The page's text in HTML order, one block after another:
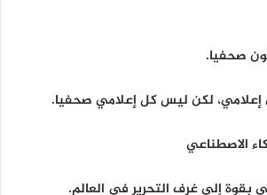
صحفيا.
لكن ليس كل إعلامي صحفيا.
الاصطناعي
بقوة إلى غرف التحرير في العالم.